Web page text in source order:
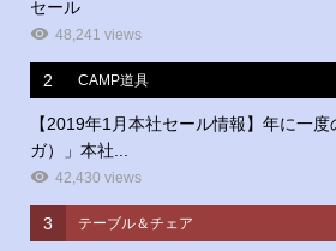
セール
48,241 views
2 CAMP道具
【2019年1月本社セール情報】年に一
ガ）」本社...
42,430 views
3 テーブル＆チェア